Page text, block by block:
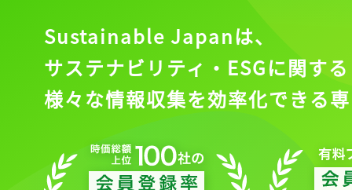
Sustainable Japanは、
サステナビリティ・ESGに関する
様々な情報収集を効率化できる